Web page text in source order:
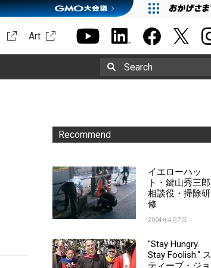
Art
Search
Recommend
イエローハッ
ト・鍵山秀三郎
相談役・掃除研
修
2004年4月7日
"Stay Hungry.
Stay Foolish." ス
ティーブ・ジョ